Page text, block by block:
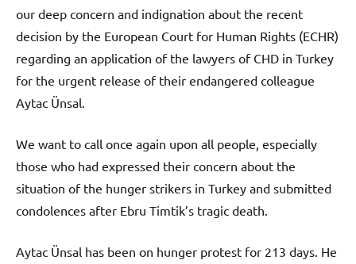
our deep concern and indignation about the recent
decision by the European Court for Human Rights (ECHR)
regarding an application of the lawyers of CHD in Turkey
for the urgent release of their endangered colleague
Aytac Ünsal.
We want to call once again upon all people, especially
those who had expressed their concern about the
situation of the hunger strikers in Turkey and submitted
condolences after Ebru Timtik’s tragic death.
Aytac Ünsal has been on hunger protest for 213 days. He